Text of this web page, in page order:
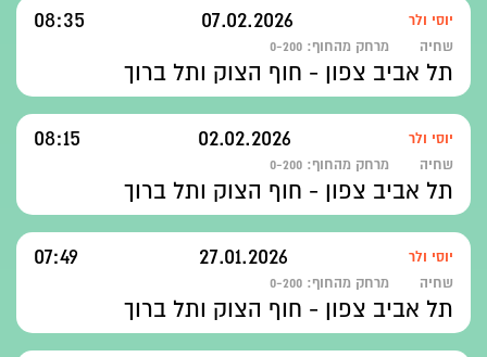
יוסי ולר 07.02.2026
08:35
שחיה מרחק מהחוף: 0-200
תל אביב צפון - חוף הצוק ותל ברוך
יוסי ולר 02.02.2026
08:15
שחיה מרחק מהחוף: 0-200
תל אביב צפון - חוף הצוק ותל ברוך
יוסי ולר 27.01.2026
07:49
שחיה מרחק מהחוף: 0-200
תל אביב צפון - חוף הצוק ותל ברוך